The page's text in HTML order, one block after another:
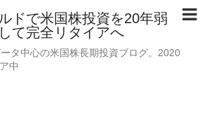
ドで米国株投資を20年弱
て完全リタイアへ
タ中心の米国株長期投資ブログ。2020
中